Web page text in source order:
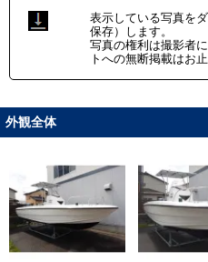
表示している写真を
保存）します。
写真の権利は撮影者
トへの無断掲載はお
外観全体